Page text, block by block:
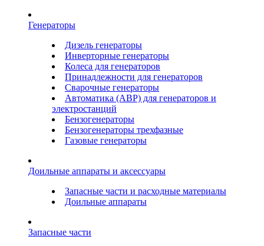
Генераторы
Дизель генераторы
Инверторные генераторы
Колеса для генераторов
Принадлежности для генераторов
Сварочные генераторы
Автоматика (АВР) для генераторов и
электростанций
Бензогенераторы
Бензогенераторы трехфазные
Газовые генераторы
Доильные аппараты и аксессуары
Запасные части и расходные материалы
Доильные аппараты
Запасные части